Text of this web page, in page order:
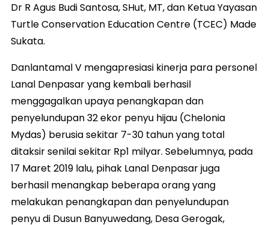
Dr R Agus Budi Santosa, SHut, MT, dan Ketua Yayasan
Turtle Conservation Education Centre (TCEC) Made
Sukata.
Danlantamal V mengapresiasi kinerja para personel
Lanal Denpasar yang kembali berhasil
menggagalkan upaya penangkapan dan
penyelundupan 32 ekor penyu hijau (Chelonia
Mydas) berusia sekitar 7-30 tahun yang total
ditaksir senilai sekitar Rp1 milyar. Sebelumnya, pada
17 Maret 2019 lalu, pihak Lanal Denpasar juga
berhasil menangkap beberapa orang yang
melakukan penangkapan dan penyelundupan
penyu di Dusun Banyuwedang, Desa Gerogak,